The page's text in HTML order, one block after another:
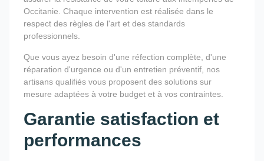
Occitanie. Chaque intervention est réalisée dans le
respect des règles de l'art et des standards
professionnels.
Que vous ayez besoin d'une réfection complète, d'une
réparation d'urgence ou d'un entretien préventif, nos
artisans qualifiés vous proposent des solutions sur
mesure adaptées à votre budget et à vos contraintes.
Garantie satisfaction et
performances